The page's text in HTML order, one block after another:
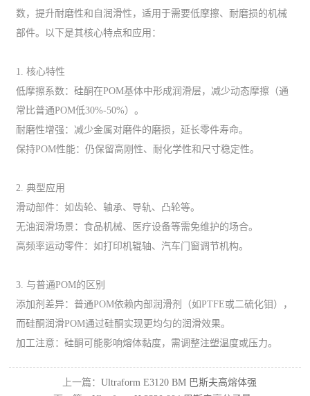
数，提升耐磨性和自润滑性，适用于需要低摩擦、耐磨损的机械
部件。以下是其核心特点和应用：
1. 核心特性
低摩擦系数：硅酮在POM基体中形成润滑层，减少动态摩擦（通
常比普通POM低30%-50%）。
耐磨性增强：减少金属对磨件的磨损，延长零件寿命。
保持POM性能：仍保留高刚性、耐化学性和尺寸稳定性。
2. 典型应用
滑动部件：如齿轮、轴承、导轨、凸轮等。
无油润滑场景：食品机械、医疗设备等需免维护的场合。
高频率运动零件：如打印机辊轴、汽车门窗调节机构。
3. 与普通POM的区别
添加剂差异：普通POM依赖内部润滑剂（如PTFE或二硫化钼），
而硅酮润滑POM通过硅酮实现更均匀的润滑效果。
加工注意：硅酮可能影响熔体黏度，需调整注塑温度或压力。
上一篇：Ultraform E3120 BM 巴斯夫高熔体强